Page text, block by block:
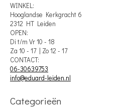
WINKEL:
Hooglandse Kerkgracht 6
2312 HT Leiden
OPEN:
Di t/m Vr 10 - 18
Za 10 - 17 | Zo 12 - 17
CONTACT:
06-30639753
info@eduard-leiden.nl
Categorieën